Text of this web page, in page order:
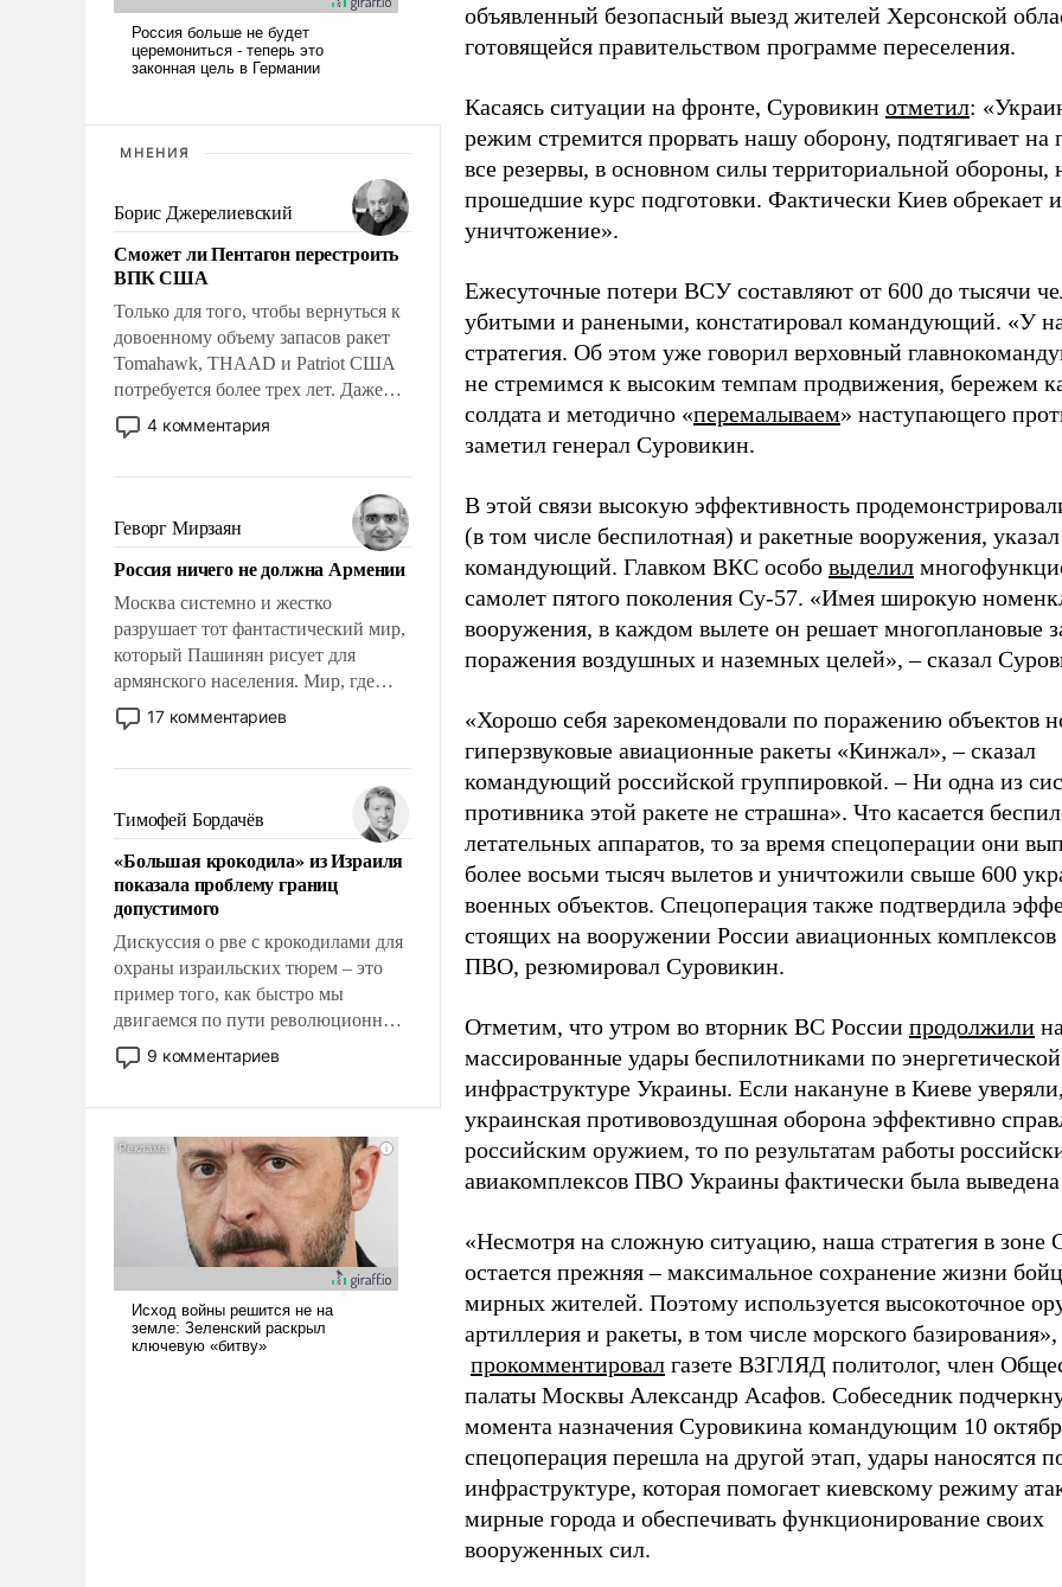
МНЕНИЯ
Борис Джерелиевский
Сможет ли Пентагон перестроить
ВПК США
Только для того, чтобы вернуться к
довоенному объему запасов ракет
Tomahawk, THAAD и Patriot США
потребуется более трех лет. Даже
небольшая война с Ираном
опустошила американские
уязвимости США, например, перед
Китаем.
4 комментария
Геворг Мирзаян
Россия ничего не должна Армении
Москва системно и жестко
разрушает тот фантастический мир,
который Пашинян рисует для
армянского населения. Мир, где
политические прожекты будут
безусловно оплачиваться за счет
где Еревану за свои поступки не
нужно отвечать.
17 комментариев
Тимофей Бордачёв
«Большая крокодила» из Израиля
показала проблему границ
допустимого
Дискуссия о рве с крокодилами для
охраны израильских тюрем – это
пример того, как быстро мы
двигаемся по пути революционных
изменений. То, что несколько лет
назад было образом для
9 комментариев
объявленный безопасный выезд жителей Херсонской
готовящейся правительством программе переселения.
Касаясь ситуации на фронте, Суровикин отметил:
режим стремится прорвать нашу оборону, подтягивает на
все резервы, в основном силы территориальной обороны,
прошедшие курс подготовки. Фактически Киев обрекает
уничтожение».
Ежесуточные потери ВСУ составляют от 600 до тысячи
убитыми и ранеными, констатировал командующий. «У
стратегия. Об этом уже говорил верховный
не стремимся к высоким темпам продвижения, бережем
солдата и методично «перемалываем» наступающего
заметил генерал Суровикин.
В этой связи высокую эффективность
(в том числе беспилотная) и ракетные вооружения, указал
командующий. Главком ВКС особо выделил
самолет пятого поколения Су-57. «Имея широкую
вооружения, в каждом вылете он решает многоплановые
поражения воздушных и наземных целей», – сказал
«Хорошо себя зарекомендовали по поражению объектов
гиперзвуковые авиационные ракеты «Кинжал», – сказал
командующий российской группировкой. – Ни одна из
противника этой ракете не страшна». Что касается
летательных аппаратов, то за время спецоперации они
более восьми тысяч вылетов и уничтожили свыше 600
военных объектов. Спецоперация также подтвердила
стоящих на вооружении России авиационных комплексов
ПВО, резюмировал Суровикин.
Отметим, что утром во вторник ВС России продолжили
массированные удары беспилотниками по энергетической
инфраструктуре Украины. Если накануне в Киеве
украинская противовоздушная оборона эффективно
российским оружием, то по результатам работы
авиакомплексов ПВО Украины фактически была выведена
«Несмотря на сложную ситуацию, наша стратегия в зоне
остается прежняя – максимальное сохранение жизни
мирных жителей. Поэтому используется высокоточное
артиллерия и ракеты, в том числе морского базирования»,
прокомментировал газете ВЗГЛЯД политолог, член
палаты Москвы Александр Асафов. Собеседник
момента назначения Суровикина командующим 10
спецоперация перешла на другой этап, удары наносятся
инфраструктуре, которая помогает киевскому режиму
мирные города и обеспечивать функционирование своих
вооруженных сил.